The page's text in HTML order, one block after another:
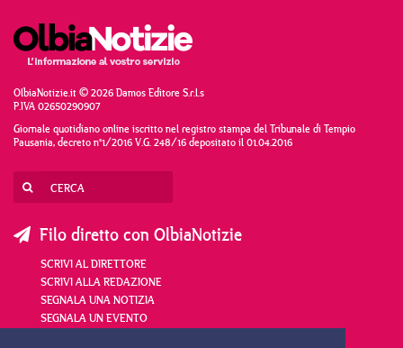
OlbiaNotizie.it © 2026 Damos Editore S.r.l.s
P.IVA 02650290907
Giornale quotidiano online iscritto nel registro stampa del Tribunale di Tempio
Pausania, decreto n°1/2016 V.G. 248/16 depositato il 01.04.2016
Filo diretto con OlbiaNotizie
SCRIVI AL DIRETTORE
SCRIVI ALLA REDAZIONE
SEGNALA UNA NOTIZIA
SEGNALA UN EVENTO